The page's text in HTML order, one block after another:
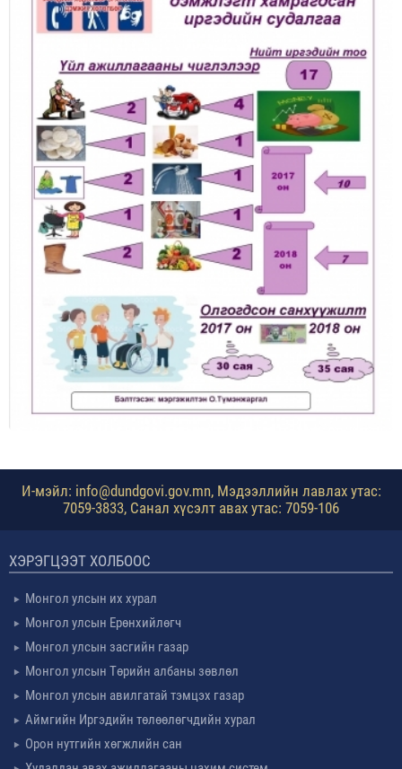
И-мэйл: info@dundgovi.gov.mn, Мэдээллийн лавлах утас:
7059-3833, Санал хүсэлт авах утас: 7059-106
ХЭРЭГЦЭЭТ ХОЛБООС
Монгол улсын их хурал
Монгол улсын Ерөнхийлөгч
Монгол улсын засгийн газар
Монгол улсын Төрийн албаны зөвлөл
Монгол улсын авилгатай тэмцэх газар
Аймгийн Иргэдийн төлөөлөгчдийн хурал
Орон нутгийн хөгжлийн сан